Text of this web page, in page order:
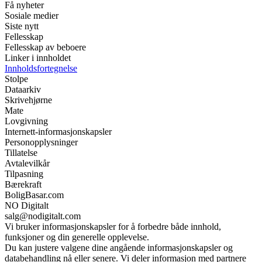
Få nyheter
Sosiale medier
Siste nytt
Fellesskap
Fellesskap av beboere
Linker i innholdet
Innholdsfortegnelse
Stolpe
Dataarkiv
Skrivehjørne
Mate
Lovgivning
Internett-informasjonskapsler
Personopplysninger
Tillatelse
Avtalevilkår
Tilpasning
Bærekraft
BoligBasar.com
NO Digitalt
salg@nodigitalt.com
Vi bruker informasjonskapsler for å forbedre både innhold,
funksjoner og din generelle opplevelse.
Du kan justere valgene dine angående informasjonskapsler og
databehandling nå eller senere. Vi deler informasjon med partnere